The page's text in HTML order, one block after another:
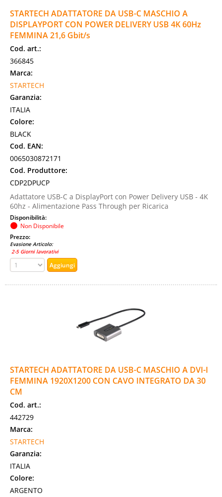
STARTECH ADATTATORE DA USB-C MASCHIO A
DISPLAYPORT CON POWER DELIVERY USB 4K 60Hz
FEMMINA 21,6 Gbit/s
Cod. art.:
366845
Marca:
STARTECH
Garanzia:
ITALIA
Colore:
BLACK
Cod. EAN:
0065030872171
Cod. Produttore:
CDP2DPUCP
Adattatore USB-C a DisplayPort con Power Delivery USB - 4K
60hz - Alimentazione Pass Through per Ricarica
Disponibilità:
Non Disponibile
Prezzo:
Evasione Articolo:
2-5 Giorni lavorativi
STARTECH ADATTATORE DA USB-C MASCHIO A DVI-I
FEMMINA 1920X1200 CON CAVO INTEGRATO DA 30
CM
Cod. art.:
442729
Marca:
STARTECH
Garanzia:
ITALIA
Colore:
ARGENTO